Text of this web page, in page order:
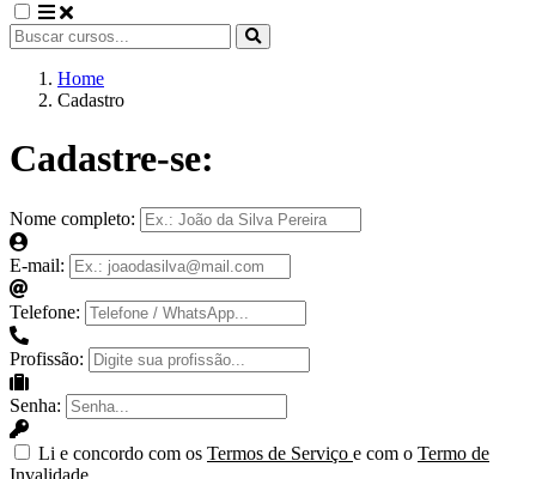
Home
Cadastro
Cadastre-se:
Nome completo:
E-mail:
Telefone:
Profissão:
Senha:
Li e concordo com os Termos de Serviço e com o Termo de
Invalidade